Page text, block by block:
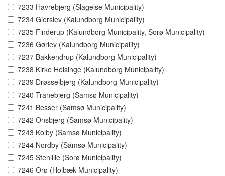
7233 Havrebjerg (Slagelse Municipality)
7234 Gierslev (Kalundborg Municipality)
7235 Finderup (Kalundborg Municipality, Sorø Municipality)
7236 Gørlev (Kalundborg Municipality)
7237 Bakkendrup (Kalundborg Municipality)
7238 Kirke Helsinge (Kalundborg Municipality)
7239 Drøsselbjerg (Kalundborg Municipality)
7240 Tranebjerg (Samsø Municipality)
7241 Besser (Samsø Municipality)
7242 Onsbjerg (Samsø Municipality)
7243 Kolby (Samsø Municipality)
7244 Nordby (Samsø Municipality)
7245 Stenlille (Sorø Municipality)
7246 Orø (Holbæk Municipality)